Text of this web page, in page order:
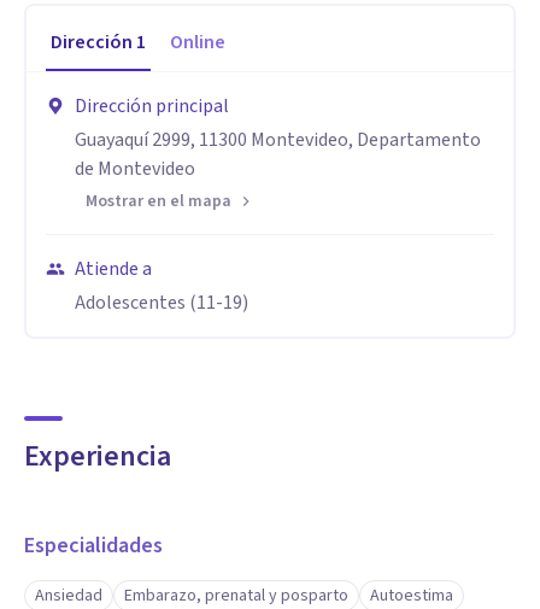
Dirección 1 Online
Dirección principal
Guayaquí 2999, 11300 Montevideo, Departamento
de Montevideo
Mostrar en el mapa
Atiende a
Adolescentes (11-19)
Experiencia
Especialidades
Ansiedad Embarazo, prenatal y posparto
Autoestima